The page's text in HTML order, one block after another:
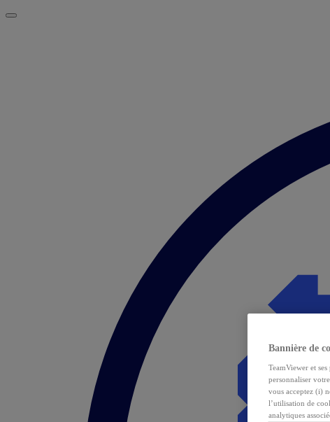
Bannière de
TeamViewer et
personnaliser
vous acceptez (i)
l’utilisation de
analytiques